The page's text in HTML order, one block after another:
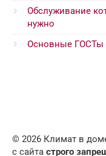
Обслуживание
нужно
Основные ГОСТы
© 2026 Климат в
с сайта строго